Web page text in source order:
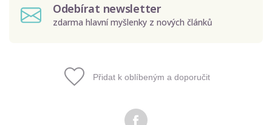
Odebírat newsletter
zdarma hlavní myšlenky z nových článků
Odeslat
Přidat k oblíbeným a doporučit